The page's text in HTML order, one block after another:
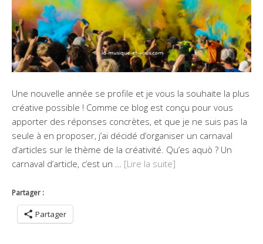
Une nouvelle année se profile et je vous la souhaite la plus
créative possible ! Comme ce blog est conçu pour vous
apporter des réponses concrètes, et que je ne suis pas la
seule à en proposer, j’ai décidé d’organiser un carnaval
d’articles sur le thème de la créativité. Qu’es aquò ? Un
carnaval d’article, c’est un … [Lire la suite]
Partager :
Partager